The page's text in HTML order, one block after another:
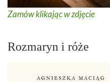
Zamów klikając w zdjęcie
Rozmaryn i róże